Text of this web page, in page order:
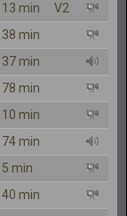
13 min
V2
38 min
37 min
78 min
10 min
74 min
5 min
40 min